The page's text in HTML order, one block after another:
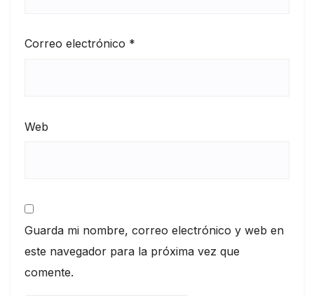
Correo electrónico *
Web
Guarda mi nombre, correo electrónico y web en
este navegador para la próxima vez que
comente.